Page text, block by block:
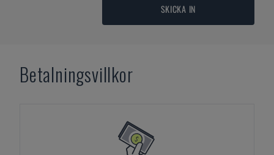
SKICKA IN
Betalningsvillkor